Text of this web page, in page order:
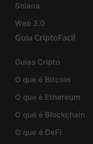
Solana
Web 3.0
Guia CriptoFacil
Guias Cripto
O que é Bitcoin
O que é Ethereum
O que é Blockchain
O que é DeFi